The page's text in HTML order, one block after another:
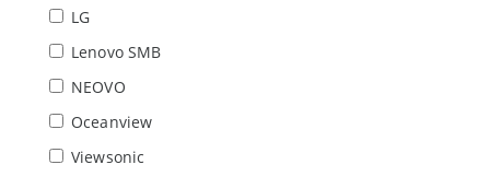
LG
Lenovo SMB
NEOVO
Oceanview
Viewsonic